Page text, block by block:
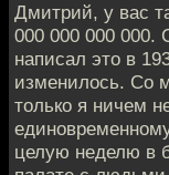
Дмитрий, у вас
000 000 000 000.
написал это в
изменилось. Со
только я ничем
целую неделю в